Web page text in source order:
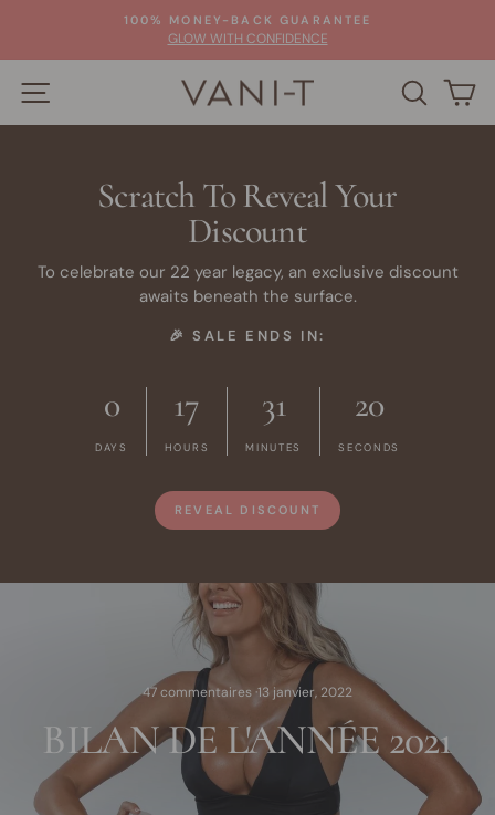
contenu
Diaporama
100% MONEY-BACK GUARANTEE
GLOW WITH CONFIDENCE
Scratch To Reveal Your
Discount
To celebrate our 22 year legacy, an exclusive discount
awaits beneath the surface.
🎉 SALE ENDS IN:
0
DAYS
17
HOURS
31
MINUTES
19
SECONDS
REVEAL DISCOUNT
47 commentaires·13 janvier, 2022
BILAN DE L'ANNÉE 2021